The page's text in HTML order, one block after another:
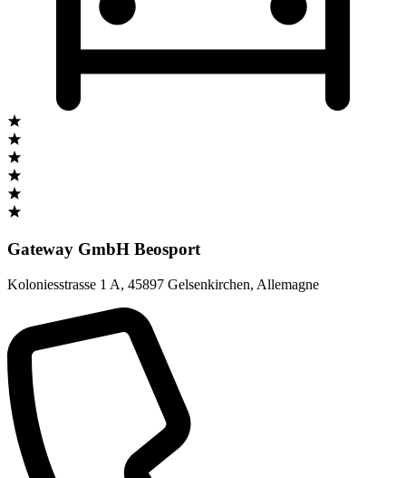
Gateway GmbH Beosport
Koloniesstrasse 1 A, 45897 Gelsenkirchen, Allemagne